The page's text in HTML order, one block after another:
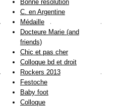
Bonne résolution
C. en Argentine
Médaille
Docteure Marie (and
friends)
Chic et pas cher
Colloque bd et droit
Rockers 2013
Festoche
Baby foot
Colloque